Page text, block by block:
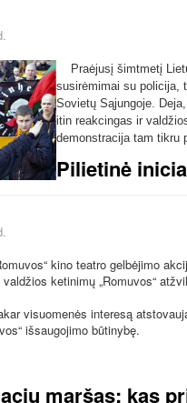
Praėjusį šimtmetį
susirėmimai su policija,
Sovietų Sąjungoje.
itin reakcingas ir
demonstracija tam tikru
Pilietinė
kino teatro gelbėjimo
ketinimų „Romuvos“
visuomenės interesą
išsaugojimo būtinybę.
maršas: kas